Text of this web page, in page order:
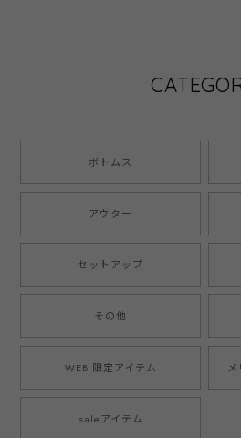
ボトムス
アウター
セットアップ
その他
WEB 限定アイテム
saleアイテム